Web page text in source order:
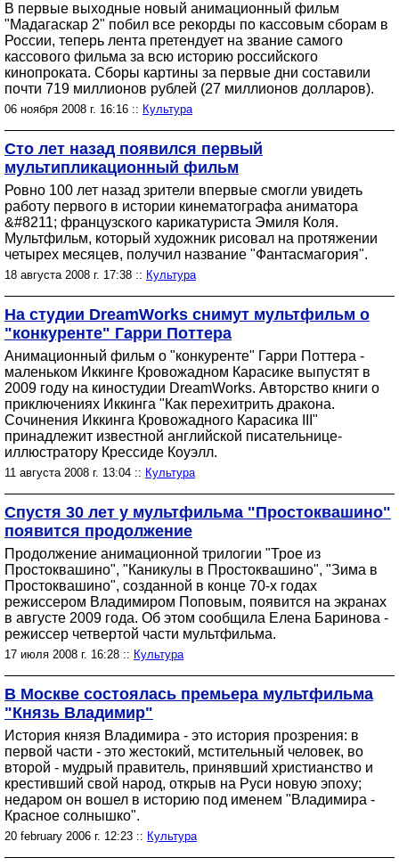
В первые выходные новый анимационный фильм
"Мадагаскар 2" побил все рекорды по кассовым сборам в
России, теперь лента претендует на звание самого
кассового фильма за всю историю российского
кинопроката. Сборы картины за первые дни составили
почти 719 миллионов рублей (27 миллионов долларов).
06 ноября 2008 г. 16:16 :: Культура
Сто лет назад появился первый
мультипликационный фильм
Ровно 100 лет назад зрители впервые смогли увидеть
работу первого в истории кинематографа аниматора
&#8211; французского карикатуриста Эмиля Коля.
Мультфильм, который художник рисовал на протяжении
четырех месяцев, получил название "Фантасмагория".
18 августа 2008 г. 17:38 :: Культура
На студии DreamWorks снимут мультфильм о
"конкуренте" Гарри Поттера
Анимационный фильм о "конкуренте" Гарри Поттера -
маленьком Иккинге Кровожадном Карасике выпустят в
2009 году на киностудии DreamWorks. Авторство книги о
приключениях Иккинга "Как перехитрить дракона.
Сочинения Иккинга Кровожадного Карасика III"
принадлежит известной английской писательнице-
иллюстратору Крессиде Коуэлл.
11 августа 2008 г. 13:04 :: Культура
Спустя 30 лет у мультфильма "Простоквашино"
появится продолжение
Продолжение анимационной трилогии "Трое из
Простоквашино", "Каникулы в Простоквашино", "Зима в
Простоквашино", созданной в конце 70-х годах
режиссером Владимиром Поповым, появится на экранах
в августе 2009 года. Об этом сообщила Елена Баринова -
режиссер четвертой части мультфильма.
17 июля 2008 г. 16:28 :: Культура
В Москве состоялась премьера мультфильма
"Князь Владимир"
История князя Владимира - это история прозрения: в
первой части - это жестокий, мстительный человек, во
второй - мудрый правитель, принявший христианство и
крестивший свой народ, открыв на Руси новую эпоху;
недаром он вошел в историю под именем "Владимира -
Красное солнышко".
20 february 2006 г. 12:23 :: Культура